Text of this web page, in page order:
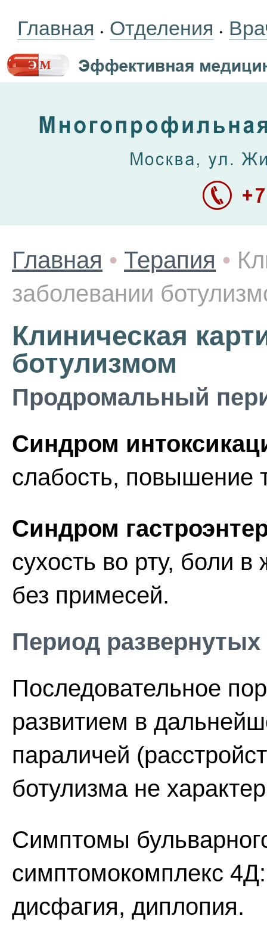
Главная • Отделения •
Главная • Терапия •
заболевании
Клиническая
ботулизмом
Продромальный
Синдром
слабость, повышение
Синдром
сухость во рту, боли
без примесей.
Период
Последовательное
развитием в
параличей
ботулизма не
Симптомы
симптомокомплекс
дисфагия, диплопия.